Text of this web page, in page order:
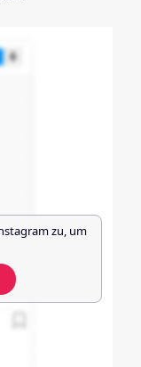
zu, um